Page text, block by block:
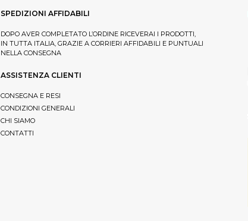
SPEDIZIONI AFFIDABILI
DOPO AVER COMPLETATO L’ORDINE RICEVERAI I PRODOTTI,
IN TUTTA ITALIA, GRAZIE A CORRIERI AFFIDABILI E PUNTUALI
NELLA CONSEGNA
ASSISTENZA CLIENTI
CONSEGNA E RESI
CONDIZIONI GENERALI
CHI SIAMO
CONTATTI